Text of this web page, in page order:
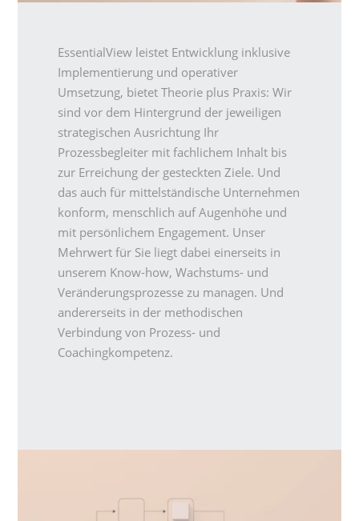
EssentialView leistet Entwicklung inklusive
Implementierung und operativer
Umsetzung, bietet Theorie plus Praxis: Wir
sind vor dem Hintergrund der jeweiligen
strategischen Ausrichtung Ihr
Prozessbegleiter mit fachlichem Inhalt bis
zur Erreichung der gesteckten Ziele. Und
das auch für mittelständische Unternehmen
konform, menschlich auf Augenhöhe und
mit persönlichem Engagement. Unser
Mehrwert für Sie liegt dabei einerseits in
unserem Know-how, Wachstums- und
Veränderungsprozesse zu managen. Und
andererseits in der methodischen
Verbindung von Prozess- und
Coachingkompetenz.